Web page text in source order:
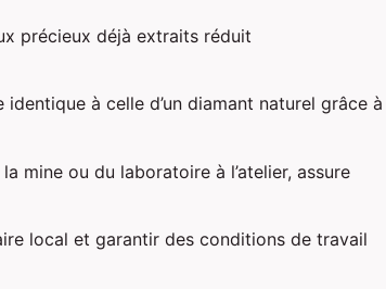
précieux déjà extraits réduit
à celle d’un diamant naturel grâce à
mine ou du laboratoire à l’atelier, assure
local et garantir des conditions de travail